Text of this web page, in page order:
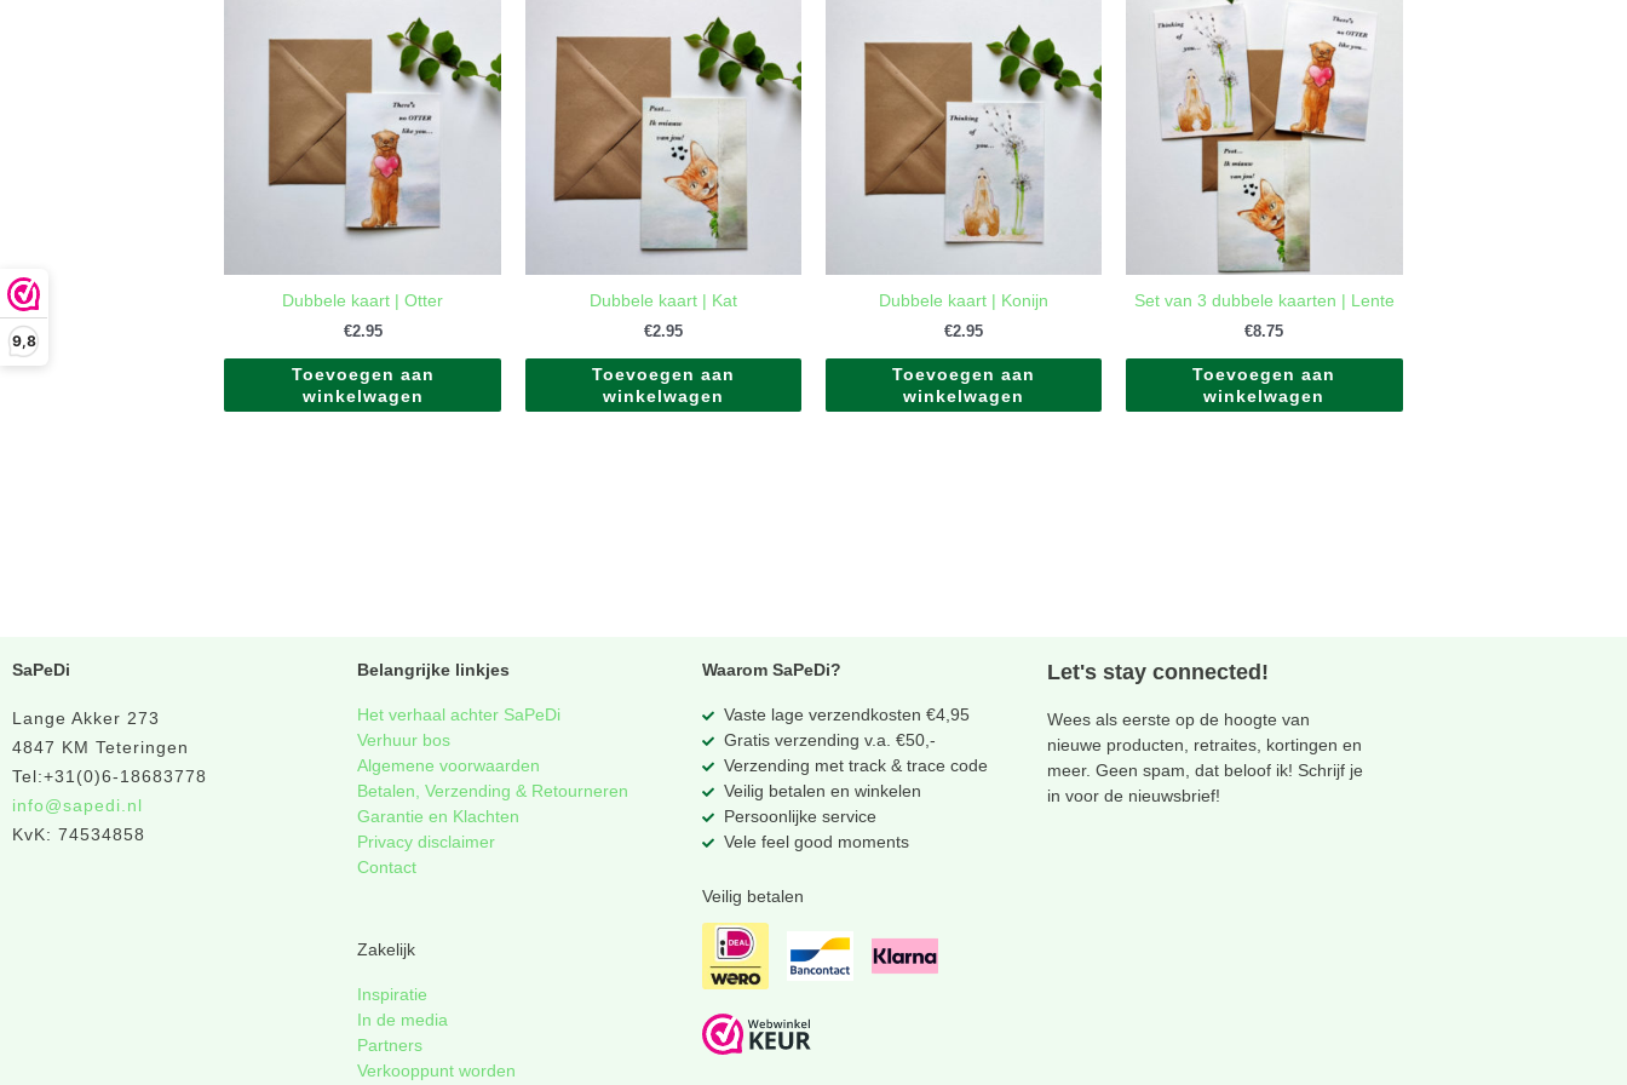
9,8
Dubbele kaart | Otter
€2.95
Toevoegen aan
winkelwagen
Dubbele kaart | Kat
€2.95
Toevoegen aan
winkelwagen
Dubbele kaart | Konijn
€2.95
Toevoegen aan
winkelwagen
Set van 3 dubbele kaarten | Lente
€8.75
Toevoegen aan
winkelwagen
SaPeDi
Lange Akker 273
4847 KM Teteringen
Tel:+31(0)6-18683778
info@sapedi.nl
KvK: 74534858
Belangrijke linkjes
Het verhaal achter SaPeDi
Verhuur bos
Algemene voorwaarden
Betalen, Verzending & Retourneren
Garantie en Klachten
Privacy disclaimer
Contact
Zakelijk
Inspiratie
In de media
Partners
Verkooppunt worden
Waarom SaPeDi?
Vaste lage verzendkosten €4,95
Gratis verzending v.a. €50,-
Verzending met track & trace code
Veilig betalen en winkelen
Persoonlijke service
Vele feel good moments
Veilig betalen
Let's stay connected!
Wees als eerste op de hoogte van
nieuwe producten, retraites, kortingen en
meer. Geen spam, dat beloof ik! Schrijf je
in voor de nieuwsbrief!